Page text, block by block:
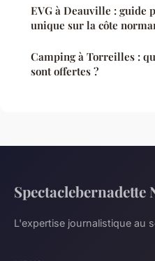
EVG à Deauville : guide
unique sur la côte
Camping à Torreilles :
sont offertes ?
Spectaclebernadette
L'expertise journalistique au